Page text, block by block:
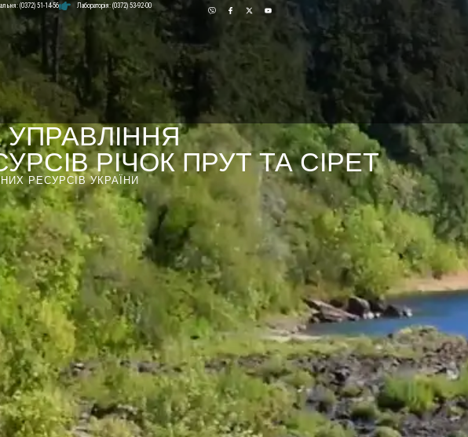
Лабораторія: (0372) 53-92-00
(0372) 51-14-56
РІЧОК ПРУТ ТА СІРЕТ
РЕСУРСІВ УКРАЇНИ